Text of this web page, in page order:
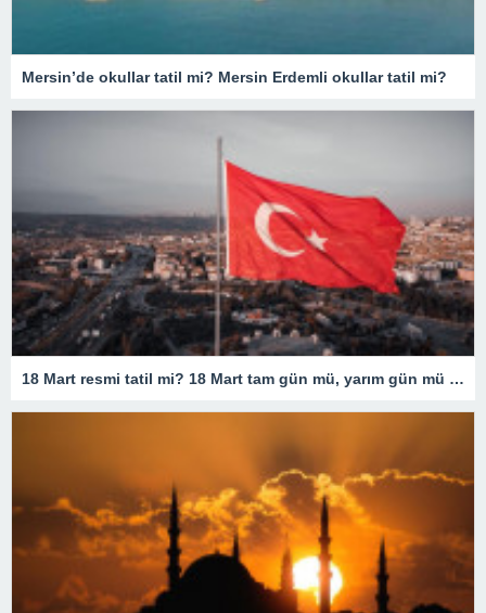
Mersin’de okullar tatil mi? Mersin Erdemli okullar tatil mi?
18 Mart resmi tatil mi? 18 Mart tam gün mü, yarım gün mü olacak? 18 Mart resmi tatil olarak mı geçiyor?